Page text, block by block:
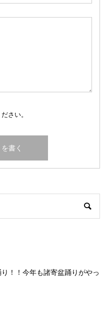
さい。
！！今年も諸寄盆踊りがやっ